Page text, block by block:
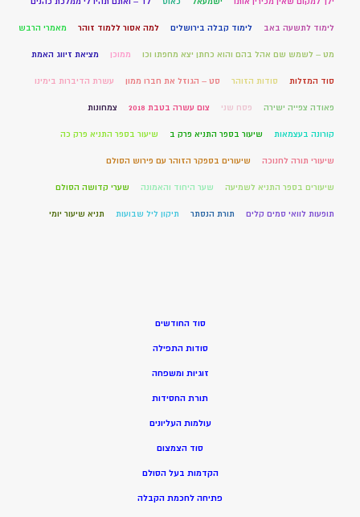
לימוד לתשעה באב לימוד קבלה בירושלים למה אסור ללמוד זוהר מאמרי הרבש
מט – לשמש שם אהל בהם והוא כחתן יצא מחפתו וכו ממוכן מציאת זיווג האמת
סוד המזלות סודות הזוהר סט – הגוזל את חברו ממון עשרת הדיברות בימינו
פאודה צפייה ישירה פסח שני צום עשרה בטבת 2018 צמחונות
קורונה בעצמאות שיעור בספר התניא פרק ב שיעור בספר התניא פרק כה
שיעורי תורה לחנוכה שיעורים בספקר הזוהר עם פירוש הסולם
שיעורים בספר התניא לשמיעה שער היחוד והאמונה שערי קדושה הסולם
תופעות לוואי סמים קלים תורת הנסתר תיקון ליל שבועות תניא שיעור יומי
סוד החודשים
סודות התפילה
זוגיות ומשפחה
תורת החסידות
עולמות העליונים
סוד הצמצום
הקדמות בעל הסולם
פתיחה לחכמת הקבלה